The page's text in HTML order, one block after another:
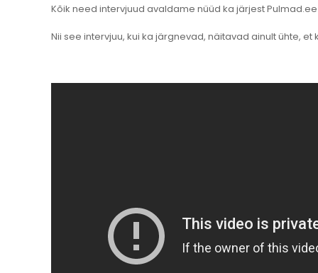
Kõik need intervjuud avaldame nüüd ka järjest
Nii see intervjuu, kui ka järgnevad, näitavad ainult ühte,